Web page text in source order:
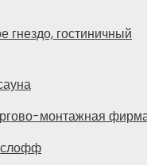
гнездо, гостиничный
монтажная